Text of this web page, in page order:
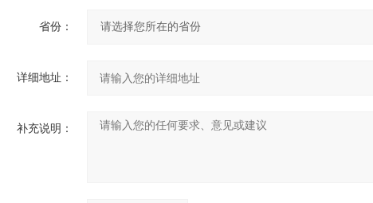
省份：
详细地址：
补充说明：